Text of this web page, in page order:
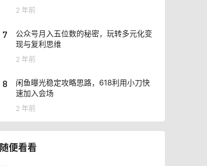
2 年前
7
公众号月入五位数的秘密，玩转多元化变
现与复利思维
2 年前
8
闲鱼曝光稳定攻略思路，618利用小刀快
速加入会场
2 年前
随便看看